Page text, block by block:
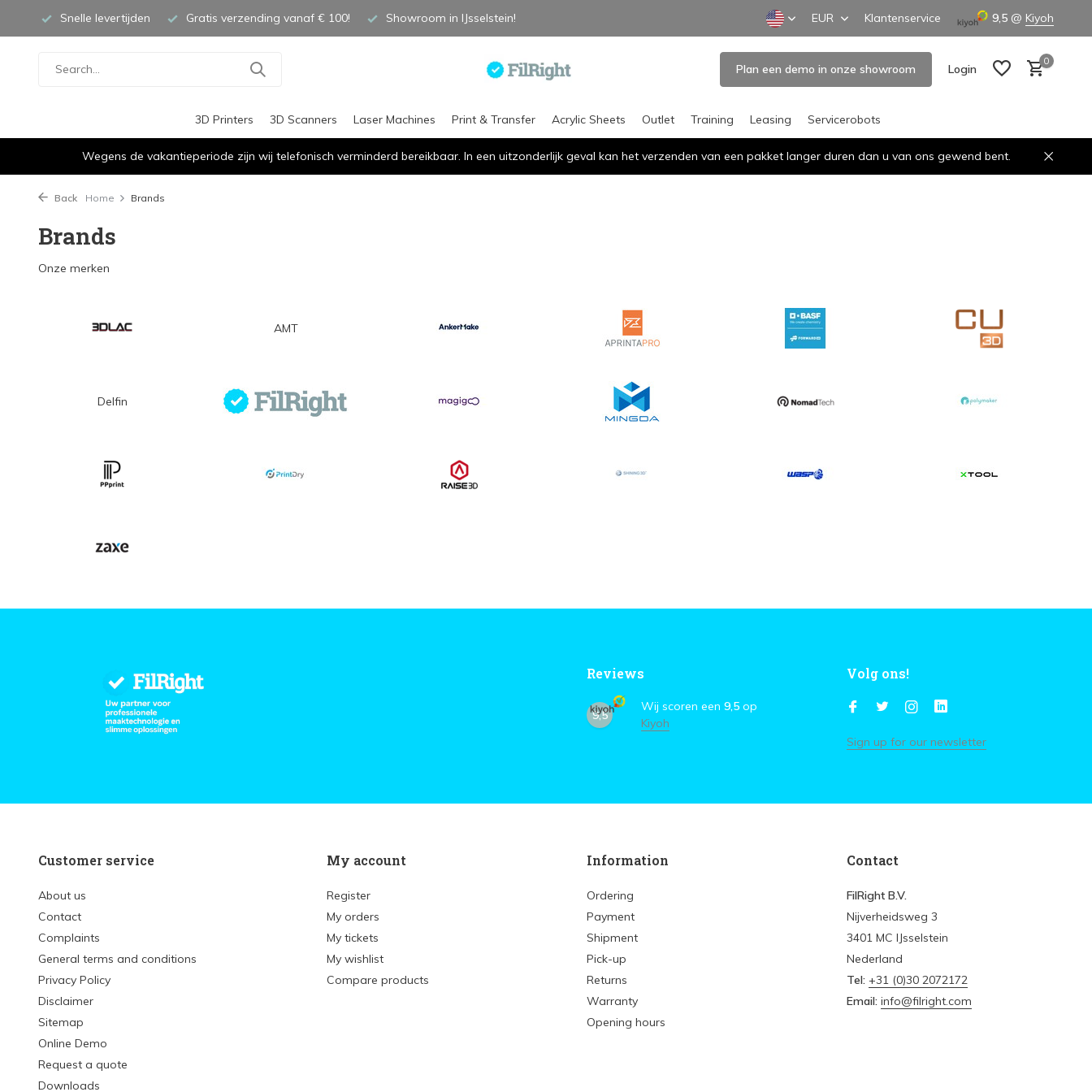
Snelle levertijden Gratis verzending vanaf € 100! Showroom in IJsselstein! EUR Klantenservice 9,5 @ Kiyoh
Plan een demo in onze showroom Login
0
3D Printers 3D Scanners Laser Machines Print & Transfer Acrylic Sheets Outlet Training Leasing Servicerobots
Wegens de vakantieperiode zijn wij telefonisch verminderd bereikbaar. In een uitzonderlijk geval kan het verzenden van een pakket langer duren dan u van ons gewend bent.
Back Home Brands
Brands
Onze merken
AMT
Delfin
Reviews
9,5
Wij scoren een 9,5 op
Kiyoh
Volg ons!
Sign up for our newsletter
Customer service
About us
Contact
Complaints
General terms and conditions
Privacy Policy
Disclaimer
Sitemap
Online Demo
Request a quote
Downloads
My account
Register
My orders
My tickets
My wishlist
Compare products
Information
Ordering
Payment
Shipment
Pick-up
Returns
Warranty
Opening hours
Contact
FilRight B.V.
Nijverheidsweg 3
3401 MC IJsselstein
Nederland
Tel: +31 (0)30 2072172
Email: info@filright.com